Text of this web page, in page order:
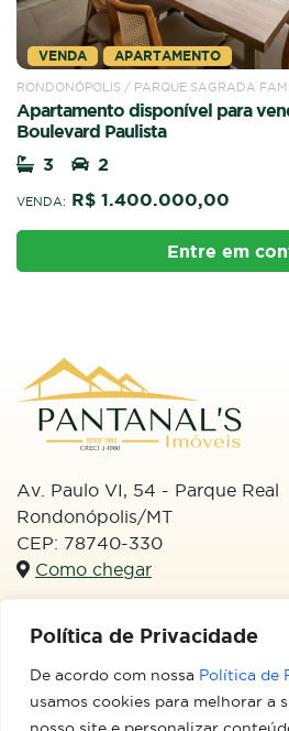
Política de Privacidade
De acordo com nossa Política de
usamos cookies para melhorar a
VENDA APARTAMENTO
RONDONÓPOLIS / PARQUE SAGRADA
Apartamento disponível para
Boulevard Paulista
3
2
VENDA: R$ 1.400.000,00
Entre em
Av. Paulo VI, 54 - Parque Real
Rondonópolis/MT
CEP: 78740-330
Como chegar
(66) 99613-3133